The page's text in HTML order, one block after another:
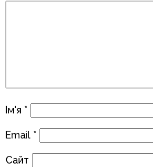
Ім'я *
Email *
Сайт